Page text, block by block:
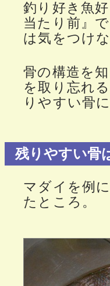
釣り好き魚
当たり前』
は気をつけ
骨の構造を
を取り忘れ
りやすい骨
残りやすい骨
マダイを例
たところ。